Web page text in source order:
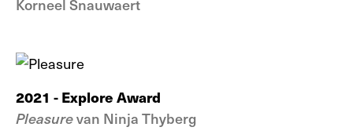
Korneel Snauwaert
2021 - Explore Award
Pleasurevan Ninja Thyberg